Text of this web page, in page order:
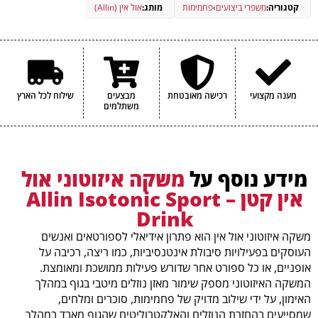
קטגוריה:משפרי ביצועים›פחמימות מותג:אול אין (Allin)
מענה מקצועי רכישה מאובטחת
מבצעים
משתלמים
שילוח לכל הארץ
מידע נוסף על משקה איזוטוני אול
אין קטן – Allin Isotonic Sport
Drink
משקה איזוטוני אול אין הוא פתרון אידיאלי לספורטאים ואנשים
העוסקים בפעילויות סיבולת אינטנסיביות, כמו ריצה, רכיבה על
אופניים, או כל ספורט אחר שדורש פעילות ממושכת ומאומצת.
המשקה האיזוטוני מספק שימור מאזן נוזלים מיטבי בגוף במהלך
האימון, על ידי שילוב מדויק של פחמימות, סוכרים ומלחים,
שמסייעים בהחזרת הנוזלים והאלקטרוליטים שהגוף מאבד במהלך